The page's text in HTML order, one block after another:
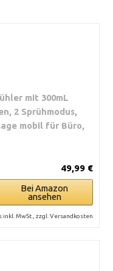
mit 300mL
2 Sprühmodus,
mobil für Büro,
49,99 €
Bei Amazon
ansehen
inkl. MwSt., zzgl. Versandkosten